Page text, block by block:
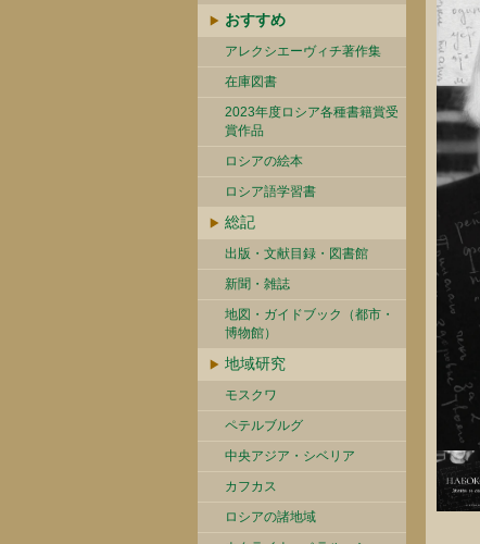
おすすめ
アレクシエーヴィチ著作集
在庫図書
2023年度ロシア各種書籍賞受
賞作品
ロシアの絵本
ロシア語学習書
総記
出版・文献目録・図書館
新聞・雑誌
地図・ガイドブック（都市・
博物館）
地域研究
モスクワ
ペテルブルグ
中央アジア・シベリア
カフカス
ロシアの諸地域